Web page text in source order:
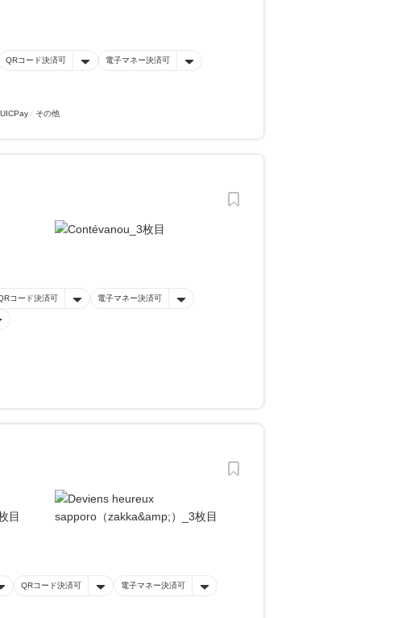
QRコード決済可 電子マネー決済可
その他
コード決済可 電子マネー決済可
QRコード決済可 電子マネー決済可